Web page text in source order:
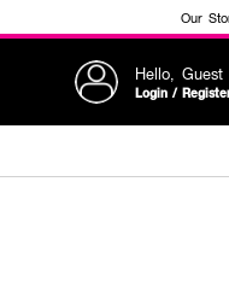
Our
Hello, Guest
Login /